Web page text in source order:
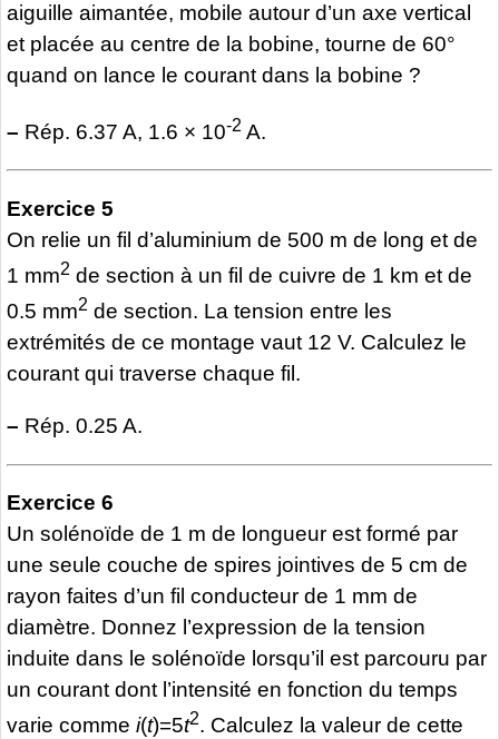
aiguille aimantée, mobile autour d’un axe vertical
et placée au centre de la bobine, tourne de 60°
quand on lance le courant dans la bobine ?
– Rép. 6.37 A, 1.6 × 10-2 A.
Exercice 5
On relie un fil d’aluminium de 500 m de long et de
1 mm2 de section à un fil de cuivre de 1 km et de
0.5 mm2 de section. La tension entre les
extrémités de ce montage vaut 12 V. Calculez le
courant qui traverse chaque fil.
– Rép. 0.25 A.
Exercice 6
Un solénoïde de 1 m de longueur est formé par
une seule couche de spires jointives de 5 cm de
rayon faites d’un fil conducteur de 1 mm de
diamètre. Donnez l’expression de la tension
induite dans le solénoïde lorsqu’il est parcouru par
un courant dont l’intensité en fonction du temps
varie comme i(t)=5t2. Calculez la valeur de cette